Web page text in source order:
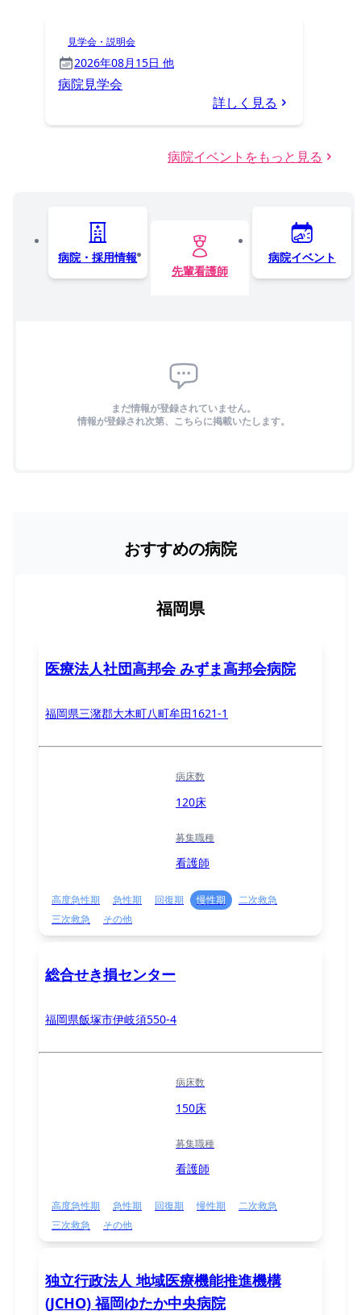
見学会・説明会
2026年08月15日 他
病院見学会
詳しく見る
病院イベントをもっと見る
病院・採用情報
先輩看護師
病院イベント
まだ情報が登録されていません。
情報が登録され次第、こちらに掲載いたします。
おすすめの病院
福岡県
医療法人社団高邦会 みずま高邦会病院
福岡県三潴郡大木町八町牟田1621-1
病床数
120床
募集職種
看護師
高度急性期 急性期 回復期 慢性期
二次救急
三次救急
その他
総合せき損センター
福岡県飯塚市伊岐須550-4
病床数
150床
募集職種
看護師
高度急性期 急性期 回復期 慢性期
二次救急
三次救急
その他
独立行政法人 地域医療機能推進機構
(JCHO) 福岡ゆたか中央病院